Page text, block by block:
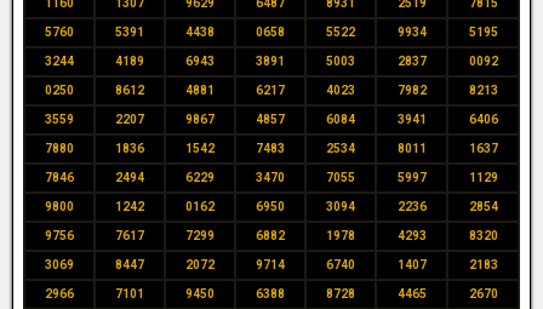
1160 1307 9629 6487 8931 2519 7815
5760 5391 4438 0658 5522 9934 5195
3244 4189 6943 3891 5003 2837 0092
0250 8612 4881 6217 4023 7982 8213
3559 2207 9867 4857 6084 3941 6406
7880 1836 1542 7483 2534 8011 1637
7846 2494 6229 3470 7055 5997 1129
9800 1242 0162 6950 3094 2236 2854
9756 7617 7299 6882 1978 4293 8320
3069 8447 2072 9714 6740 1407 2183
2966 7101 9450 6388 8728 4465 2670